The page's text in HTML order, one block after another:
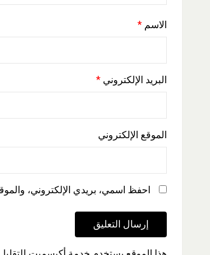
الاسم *
البريد الإلكتروني *
الموقع الإلكتروني
احفظ اسمي، بريدي الإلكتروني،